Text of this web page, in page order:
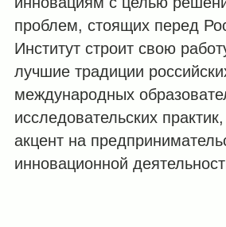
проблем, стоящих перед
Институт строит свою
лучшие традиции
международных
исследовательских
акцент на
инновационной